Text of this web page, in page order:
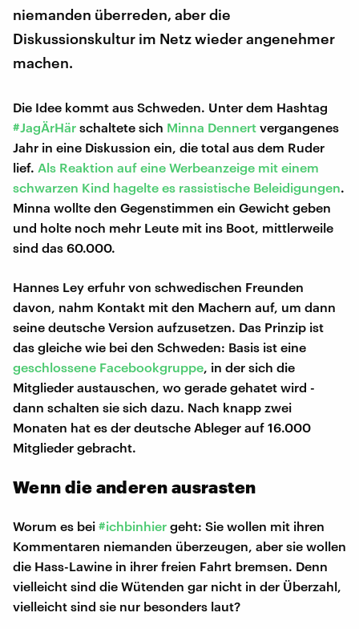
niemanden überreden, aber die
Diskussionskultur im Netz wieder angenehmer
machen.
Die Idee kommt aus Schweden. Unter dem Hashtag
#JagÄrHär schaltete sich Minna Dennert vergangenes
Jahr in eine Diskussion ein, die total aus dem Ruder
lief. Als Reaktion auf eine Werbeanzeige mit einem
schwarzen Kind hagelte es rassistische Beleidigungen.
Minna wollte den Gegenstimmen ein Gewicht geben
und holte noch mehr Leute mit ins Boot, mittlerweile
sind das 60.000.
Hannes Ley erfuhr von schwedischen Freunden
davon, nahm Kontakt mit den Machern auf, um dann
seine deutsche Version aufzusetzen. Das Prinzip ist
das gleiche wie bei den Schweden: Basis ist eine
geschlossene Facebookgruppe , in der sich die
Mitglieder austauschen, wo gerade gehatet wird -
dann schalten sie sich dazu. Nach knapp zwei
Monaten hat es der deutsche Ableger auf 16.000
Mitglieder gebracht.
Wenn die anderen ausrasten
Worum es bei #ichbinhier geht: Sie wollen mit ihren
Kommentaren niemanden überzeugen, aber sie wollen
die Hass-Lawine in ihrer freien Fahrt bremsen. Denn
vielleicht sind die Wütenden gar nicht in der Überzahl,
vielleicht sind sie nur besonders laut?